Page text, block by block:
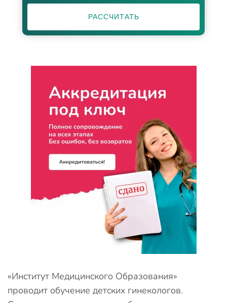
РАССЧИТАТЬ
«Институт Медицинского Образования»
проводит обучение детских гинекологов.